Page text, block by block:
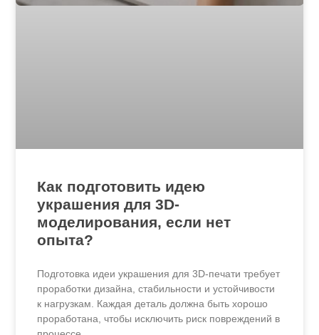
Как подготовить идею
украшения для 3D-
моделирования, если нет
опыта?
Подготовка идеи украшения для 3D-печати требует
проработки дизайна, стабильности и устойчивости
к нагрузкам. Каждая деталь должна быть хорошо
проработана, чтобы исключить риск повреждений в